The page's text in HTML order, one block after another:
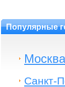
Популярные
Москва
Санкт-